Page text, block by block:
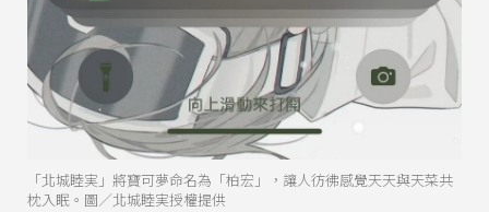
「北城睦実」將寶可夢命名為「柏宏」，讓人彷彿感覺天天與天菜共
枕入眠。圖／北城睦実授權提供